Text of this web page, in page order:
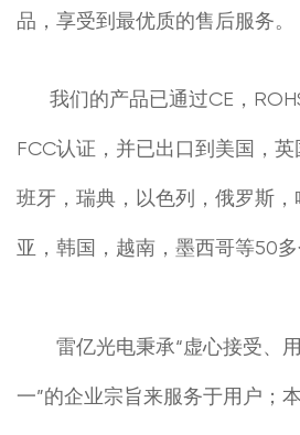
品，享受到最优质的售后服务。
我们的产品已通过CE，
FCC认证，并已出口到美国，
班牙，瑞典，以色列，俄罗斯，
亚，韩国，越南，墨西哥等50多
雷亿光电秉承“虚心接受、用
一”的企业宗旨来服务于用户；